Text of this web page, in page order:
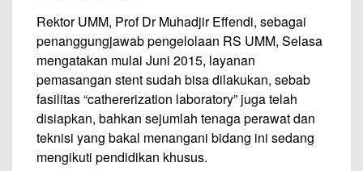
Rektor UMM, Prof Dr Muhadjir Effendi, sebagai
penanggungjawab pengelolaan RS UMM, Selasa
mengatakan mulai Juni 2015, layanan
pemasangan stent sudah bisa dilakukan, sebab
fasilitas “cathererization laboratory” juga telah
disiapkan, bahkan sejumlah tenaga perawat dan
teknisi yang bakal menangani bidang ini sedang
mengikuti pendidikan khusus.